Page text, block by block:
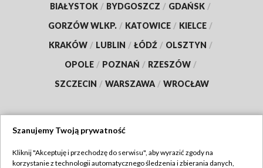
BIAŁYSTOK / BYDGOSZCZ / GDAŃSK /
GORZÓW WLKP. / KATOWICE / KIELCE /
KRAKÓW / LUBLIN / ŁÓDŹ / OLSZTYN /
OPOLE / POZNAŃ / RZESZÓW /
SZCZECIN / WARSZAWA / WROCŁAW
Szanujemy Twoją prywatność
Kliknij "Akceptuję i przechodzę do serwisu", aby wyrazić zgody na
korzystanie z technologii automatycznego śledzenia i zbierania danych,